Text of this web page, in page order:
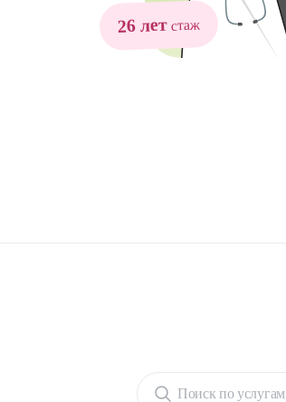
26 летстаж
Поиск по услугам